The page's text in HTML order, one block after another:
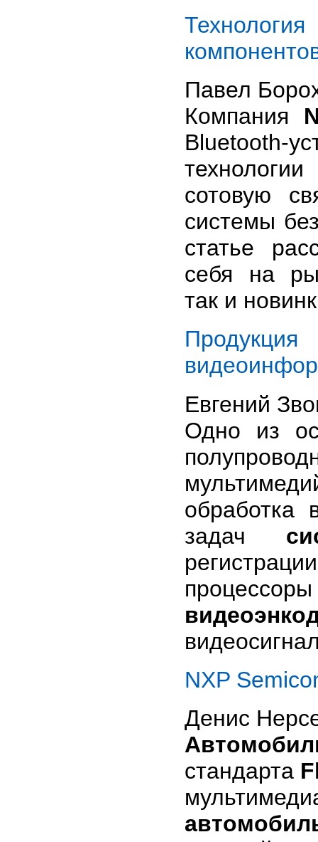
Павел
Компания
Bluetooth-
сотовую
системы
статье
себя на
так и
Евгений
Одно из
обработка
задач
NXP
Денис
стандарта